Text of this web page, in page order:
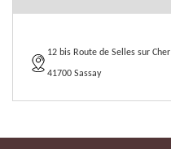
12 bis Route de Selles sur Cher
41700 Sassay